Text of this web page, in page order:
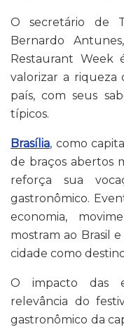
O secretário de
Bernardo
Restaurant Week
valorizar a riqueza
país, com seus
típicos.
Brasília, como
de braços abertos
reforça sua
gastronômico.
economia,
mostram ao Brasil
cidade como
O impacto das
relevância do
gastronômico da